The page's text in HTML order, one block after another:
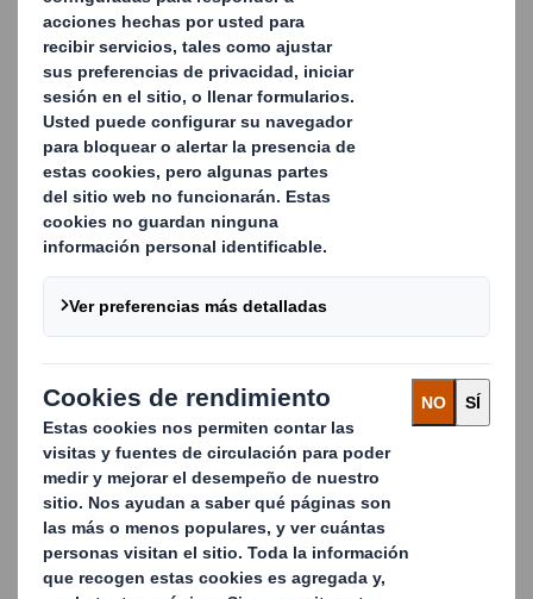
Embalaje estándar de
automoción para
marcas globales y
proveedores de
componentes
Como expertos en embalaje para el sector de la
automoción, creamos soluciones innovadoras para la
mayoría de las marcas de automoción globales y los
principales proveedores de componentes.
Trabajamos en estrecha colaboración con muchas marcas
de automoción globales y con los principales
proveedores de componentes para crear soluciones